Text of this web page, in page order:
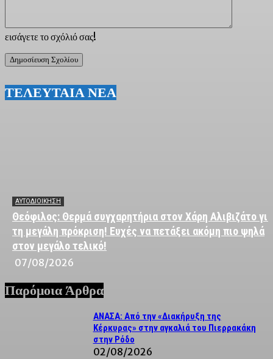
εισάγετε το σχόλιό σας!
ΤΕΛΕΥΤΑΙΑ ΝΕΑ
ΑΥΤΟΔΙΟΙΚΗΣΗ
Θεόφιλος: Θερμά συγχαρητήρια στον Χάρη Αλιβιζάτο για
τη μεγάλη πρόκριση! Ευχές να πετάξει ακόμη πιο ψηλά
στον μεγάλο τελικό!
07/08/2026
Παρόμοια Άρθρα
ΑΝΑΣΑ: Από την «Διακήρυξη της
Κέρκυρας» στην αγκαλιά του Πιερρακάκη
στην Ρόδο
02/08/2026